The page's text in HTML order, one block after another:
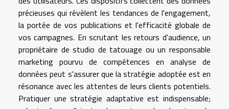
précieuses qui révèlent les tendances de l'engagement,
la portée de vos publications et l'efficacité globale de
vos campagnes. En scrutant les retours d'audience, un
propriétaire de studio de tatouage ou un responsable
marketing pourvu de compétences en analyse de
données peut s'assurer que la stratégie adoptée est en
résonance avec les attentes de leurs clients potentiels.
Pratiquer une stratégie adaptative est indispensable;